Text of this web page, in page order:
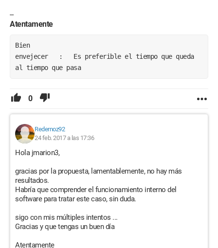
--
Atentamente
Bien
envejecer   :   Es preferible el tiempo que queda
al tiempo que pasa
0
Redernoz92
24 feb. 2017 a las 17:36
Hola jmarion3,
gracias por la propuesta, lamentablemente, no hay más
resultados.
Habría que comprender el funcionamiento interno del
software para tratar este caso, sin duda.
sigo con mis múltiples intentos ...
Gracias y que tengas un buen día
Atentamente